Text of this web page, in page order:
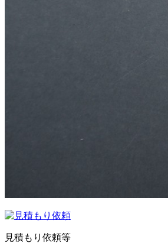
見積もり依頼等